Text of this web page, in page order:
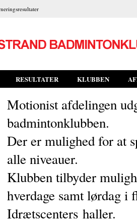
RESULTATER KLUBBEN
Motionist afdelingen
badmintonklubben.
Der er mulighed for at
alle niveauer.
Klubben tilbyder
hverdage samt lørdag i
Idrætscenters haller.